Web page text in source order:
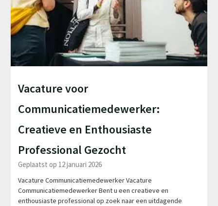
Vacature voor
Communicatiemedewerker:
Creatieve en Enthousiaste
Professional Gezocht
Geplaatst op 12 januari 2026
Vacature Communicatiemedewerker Vacature
Communicatiemedewerker Bent u een creatieve en
enthousiaste professional op zoek naar een uitdagende